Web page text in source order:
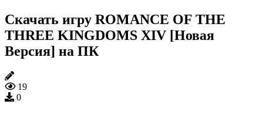
Скачать игру ROMANCE OF THE
THREE KINGDOMS XIV [Новая
Версия] на ПК
19
0